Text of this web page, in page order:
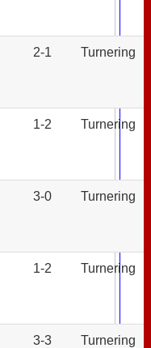
2-1 Turnering
1-2 Turnering
3-0 Turnering
1-2 Turnering
3-3 Turnering